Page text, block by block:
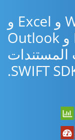
تعامل مع Word و Excel و
PowerPoint و PDF و Outlook
المستندات